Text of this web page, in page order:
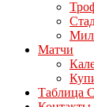
Матчи
Таблица